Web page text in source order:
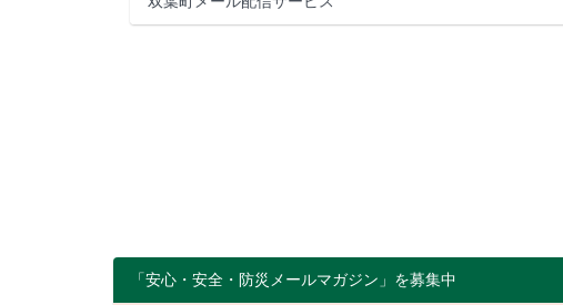
「安心・安全・防災メールマガジン」を募集中